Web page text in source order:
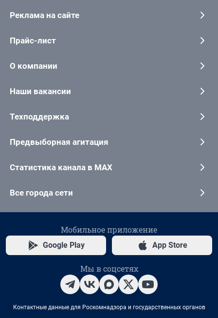
Реклама на сайте
Прайс-лист
О компании
Наши вакансии
Техподдержка
Предвыборная агитация
Статистика канала в MAX
Все города сети
Мобильное приложение
Google Play App Store
Мы в соцсетях
Контактные данные для Роскомнадзора и государственных органов